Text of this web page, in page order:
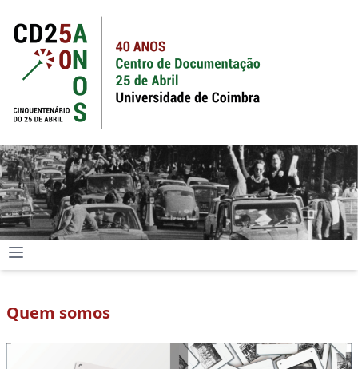
Quem somos